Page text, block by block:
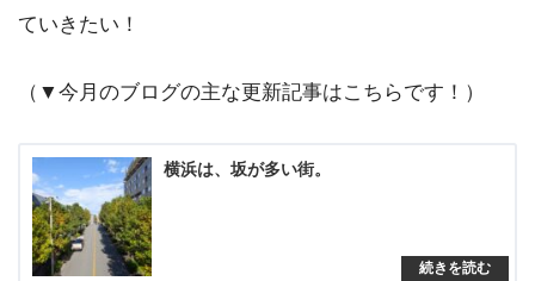
ていきたい！
（▼今月のブログの主な更新記事はこちらです！）
横浜は、坂が多い街。